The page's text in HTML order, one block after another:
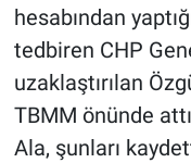
hesabından
tedbiren CHP
uzaklaştırılan
TBMM önünde
Ala, şunları